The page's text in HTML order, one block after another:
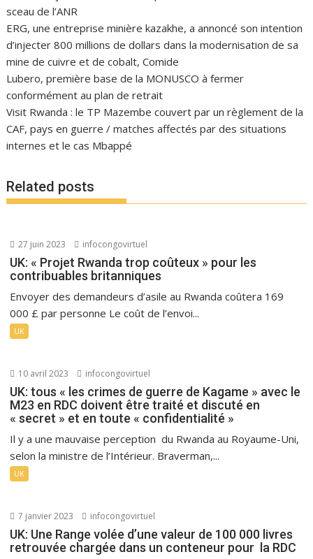
sceau de l’ANR
ERG, une entreprise minière kazakhe, a annoncé son intention
d’injecter 800 millions de dollars dans la modernisation de sa
mine de cuivre et de cobalt, Comide
Lubero, première base de la MONUSCO à fermer
conformément au plan de retrait
Visit Rwanda : le TP Mazembe couvert par un règlement de la
CAF, pays en guerre / matches affectés par des situations
internes et le cas Mbappé
Related posts
27 juin 2023 infocongovirtuel
UK: « Projet Rwanda trop coûteux » pour les
contribuables britanniques
Envoyer des demandeurs d’asile au Rwanda coûtera 169
000 £ par personne Le coût de l’envoi...
UK
10 avril 2023 infocongovirtuel
UK: tous « les crimes de guerre de Kagame » avec le
M23 en RDC doivent être traité et discuté en
« secret » et en toute « confidentialité »
Il y a une mauvaise perception du Rwanda au Royaume-Uni,
selon la ministre de l’Intérieur. Braverman,...
UK
7 janvier 2023 infocongovirtuel
UK: Une Range volée d’une valeur de 100 000 livres
retrouvée chargée dans un conteneur pour la RDC